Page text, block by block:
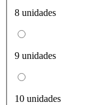
8 unidades
9 unidades
10 unidades